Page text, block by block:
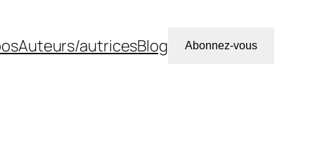
Auteurs/autricesBlog Abonnez-vous